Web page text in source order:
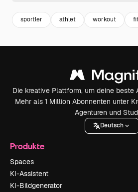
sportler athlet workout
Die kreative Plattform, um deine
Mehr als 1 Million Abonnenten unter
Agenturen und
Deutsch
Produkte
Spaces
KI-Assistent
KI-Bildgenerator